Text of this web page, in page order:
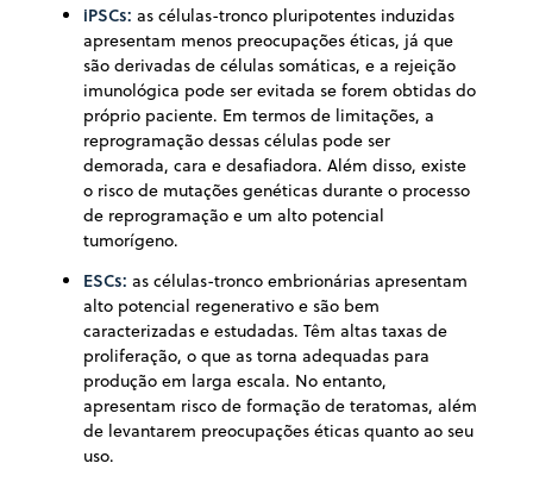
iPSCs: as células-tronco pluripotentes induzidas
apresentam menos preocupações éticas, já que
são derivadas de células somáticas, e a rejeição
imunológica pode ser evitada se forem obtidas do
próprio paciente. Em termos de limitações, a
reprogramação dessas células pode ser
demorada, cara e desafiadora. Além disso, existe
o risco de mutações genéticas durante o processo
de reprogramação e um alto potencial
tumorígeno.
ESCs: as células-tronco embrionárias apresentam
alto potencial regenerativo e são bem
caracterizadas e estudadas. Têm altas taxas de
proliferação, o que as torna adequadas para
produção em larga escala. No entanto,
apresentam risco de formação de teratomas, além
de levantarem preocupações éticas quanto ao seu
uso.